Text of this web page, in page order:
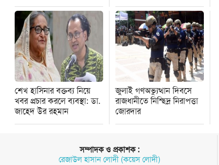
শেখ হাসিনার বক্তব্য নিয়ে
খবর প্রচার করলে ব্যবস্থা: ডা.
জাহেদ উর রহমান
জুলাই গণঅভ্যুত্থান দিবসে
রাজধানীতে নিশ্ছিদ্র নিরাপত্তা
জোরদার
সম্পাদক ও প্রকাশক :
রেজাউল হাসান লোদী (কয়েস লোদী)